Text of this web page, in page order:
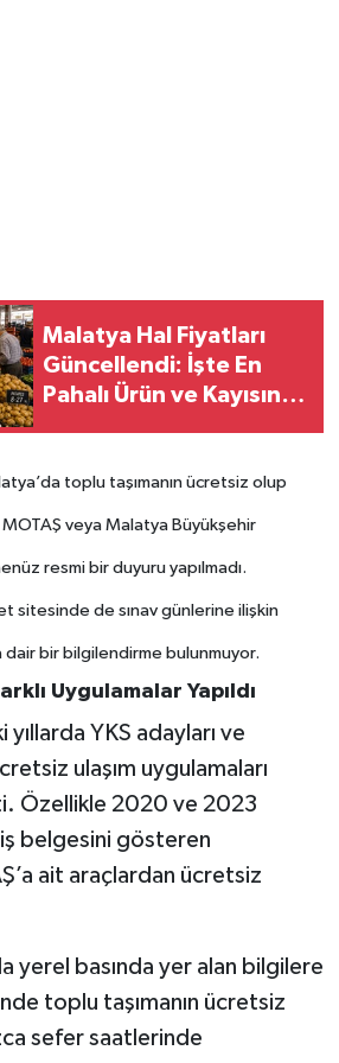
Malatya Hal Fiyatları
Güncellendi: İşte En
Pahalı Ürün ve Kayısının
toplu taşımanın ücretsiz olup
veya Malatya Büyükşehir
resmi bir duyuru yapılmadı.
sitesinde de sınav günlerine ilişkin
dair bir bilgilendirme bulunmuyor.
Uygulamalar Yapıldı
YKS adayları ve
ulaşım uygulamaları
Özellikle 2020 ve 2023
belgesini gösteren
ait araçlardan ücretsiz
yerel basında yer alan bilgilere
toplu taşımanın ücretsiz
sefer saatlerinde